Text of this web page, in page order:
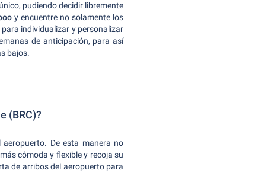
pudiendo decidir libremente
y encuentre no solamente los
individualizar y personalizar
de anticipación, para así
bajos.
(BRC)?
De esta manera no
cómoda y flexible y recoja su
de arribos del aeropuerto para